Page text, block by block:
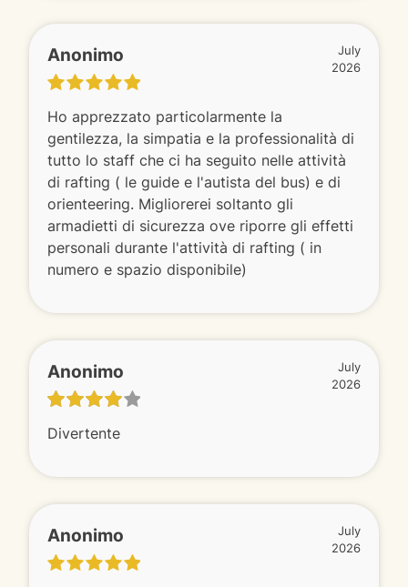
Anonimo
July
2026
Ho apprezzato particolarmente la
gentilezza, la simpatia e la professionalità di
tutto lo staff che ci ha seguito nelle attività
di rafting ( le guide e l'autista del bus) e di
orienteering. Migliorerei soltanto gli
armadietti di sicurezza ove riporre gli effetti
personali durante l'attività di rafting ( in
numero e spazio disponibile)
Anonimo
July
2026
Divertente
Anonimo
July
2026